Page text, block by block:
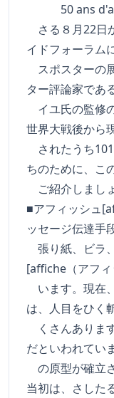
50 ans
さる８月22日
イドフォーラム
スポスターの
ター評論家であ
イユ氏の監修
世界大戦後から
されたうち
ちのために、こ
ご紹介しましょ
■アフィッシュ
ッセージ伝達手
張り紙、ビラ
[affiche（アフ
います。現在
は、人目をひく
くさんありま
だといわれてい
の原型が確立
当初は、さした